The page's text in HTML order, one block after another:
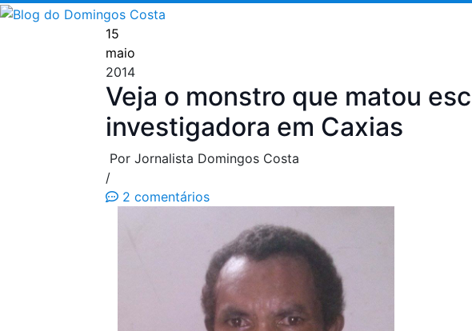
Pular
15
maio
2014
Veja o monstro que matou
investigadora em Caxias
Por Jornalista Domingos Costa
/
2 comentários